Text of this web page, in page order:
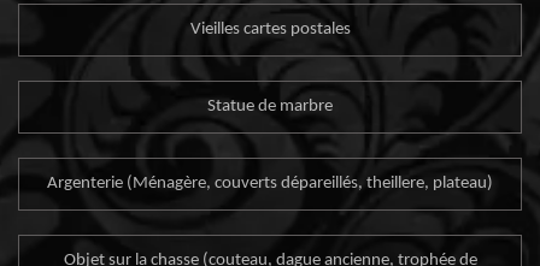
Vieilles cartes postales
Statue de marbre
Argenterie (Ménagère, couverts dépareillés, theillere, plateau)
Objet sur la chasse (couteau, dague ancienne, trophée de